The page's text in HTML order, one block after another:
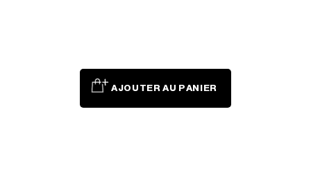
AJOUTER AU PANIER